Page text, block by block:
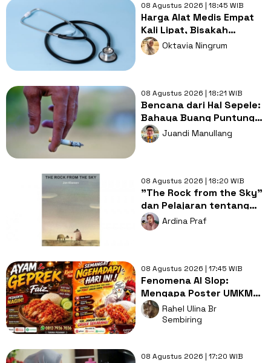
08 Agustus 2026 | 18:45 WIB
Harga Alat Medis Empat
Kali Lipat, Bisakah
Layanan Kesehatan
Tetap Murah?
Oktavia Ningrum
08 Agustus 2026 | 18:21 WIB
Bencana dari Hal Sepele:
Bahaya Buang Puntung
Rokok Sembarangan di
Musim Kemarau
Juandi Manullang
08 Agustus 2026 | 18:20 WIB
"The Rock from the Sky"
dan Pelajaran tentang
Berani Menghadapi
Perubahan
Ardina Praf
08 Agustus 2026 | 17:45 WIB
Fenomena AI Slop:
Mengapa Poster UMKM
Makin Seragam dan Bikin
Kita Bosan?
Rahel Ulina Br
Sembiring
08 Agustus 2026 | 17:20 WIB